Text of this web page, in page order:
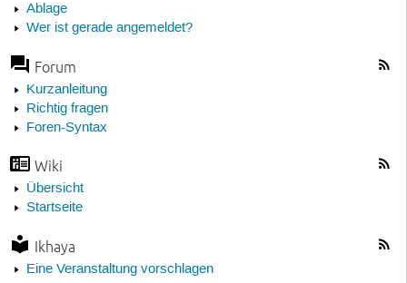
Ablage
Wer ist gerade angemeldet?
Forum
Kurzanleitung
Richtig fragen
Foren-Syntax
Wiki
Übersicht
Startseite
Ikhaya
Eine Veranstaltung vorschlagen